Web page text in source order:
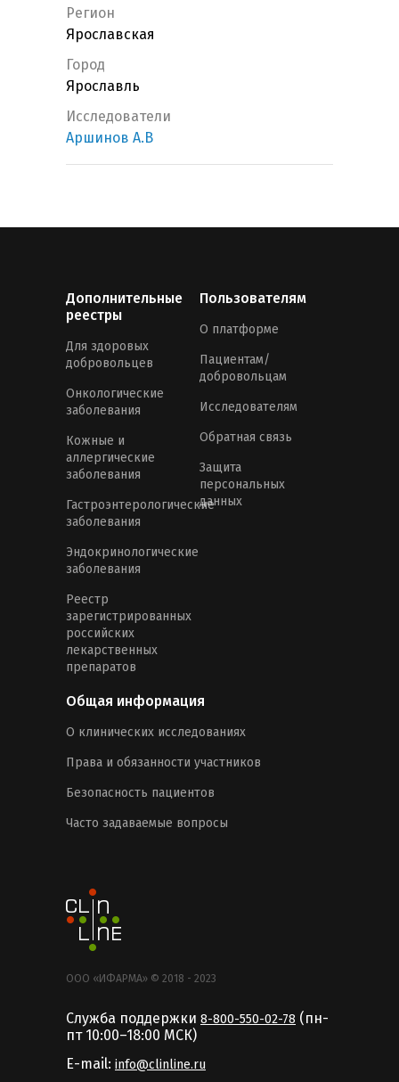
Регион
Ярославская
Город
Ярославль
Исследователи
Аршинов А.В
Дополнительные
реестры
Для здоровых
добровольцев
Онкологические
заболевания
Кожные и
аллергические
заболевания
Гастроэнтерологические
заболевания
Эндокринологические
заболевания
Реестр
зарегистрированных
российских
лекарственных
препаратов
Пользователям
О платформе
Пациентам/
добровольцам
Исследователям
Обратная связь
Защита
персональных
данных
Общая информация
О клинических исследованиях
Права и обязанности участников
Безопасность пациентов
Часто задаваемые вопросы
ООО «ИФАРМА» © 2018 - 2023
Служба поддержки 8-800-550-02-78 (пн-
пт 10:00–18:00 MCК)
E-mail: info@clinline.ru